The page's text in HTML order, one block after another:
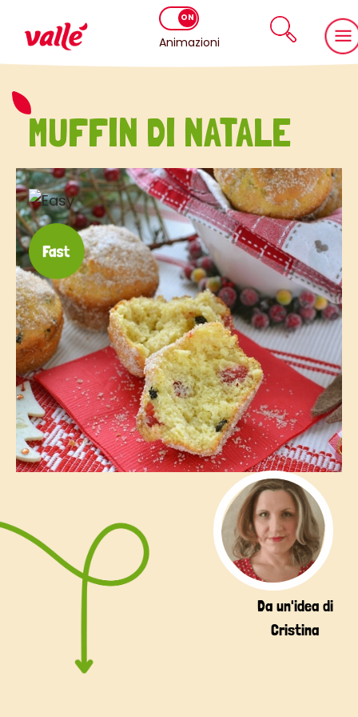
Animazioni
MUFFIN DI NATALE
Da un'idea di
Cristina